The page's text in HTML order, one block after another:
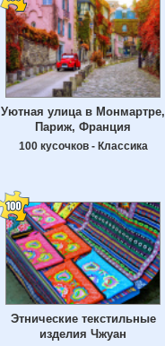
Уютная улица в Монмартре,
Париж, Франция
100 кусочков - Классика
Этнические текстильные
изделия Чжуан